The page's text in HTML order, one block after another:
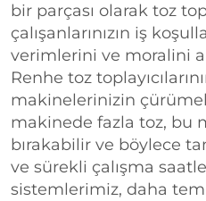
bir parçası olarak toz
çalışanlarınızın iş
verimlerini ve moralini
Renhe toz
makinelerinizin
makinede fazla toz, bu
bırakabilir ve böylece
ve sürekli çalışma
sistemlerimiz, daha